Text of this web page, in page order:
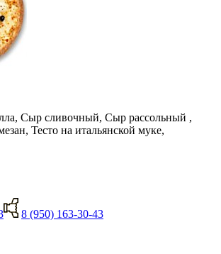
Сыр сливочный, Сыр рассольный ,
Тесто на итальянской муке,
8 (950) 163-30-43